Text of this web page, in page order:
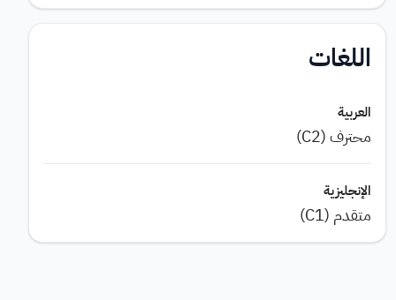
اللغات
العربية
محترف (C2)
الإنجليزية
متقدم (C1)